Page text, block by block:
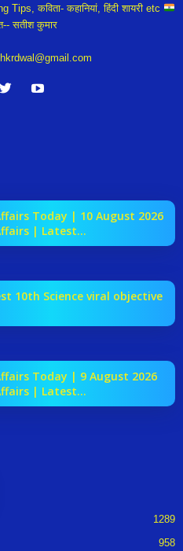
कविता- कहानियां, हिंदी शायरी etc
सतीश कुमार
Today | 10 August 2026
| Latest...
10th Science viral objective
Today | 9 August 2026
| Latest...
1289
958